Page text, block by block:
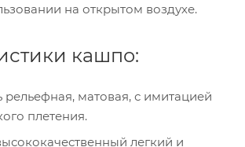
на открытом воздухе.
кашпо:
рельефная, матовая, с имитацией
плетения.
легкий и